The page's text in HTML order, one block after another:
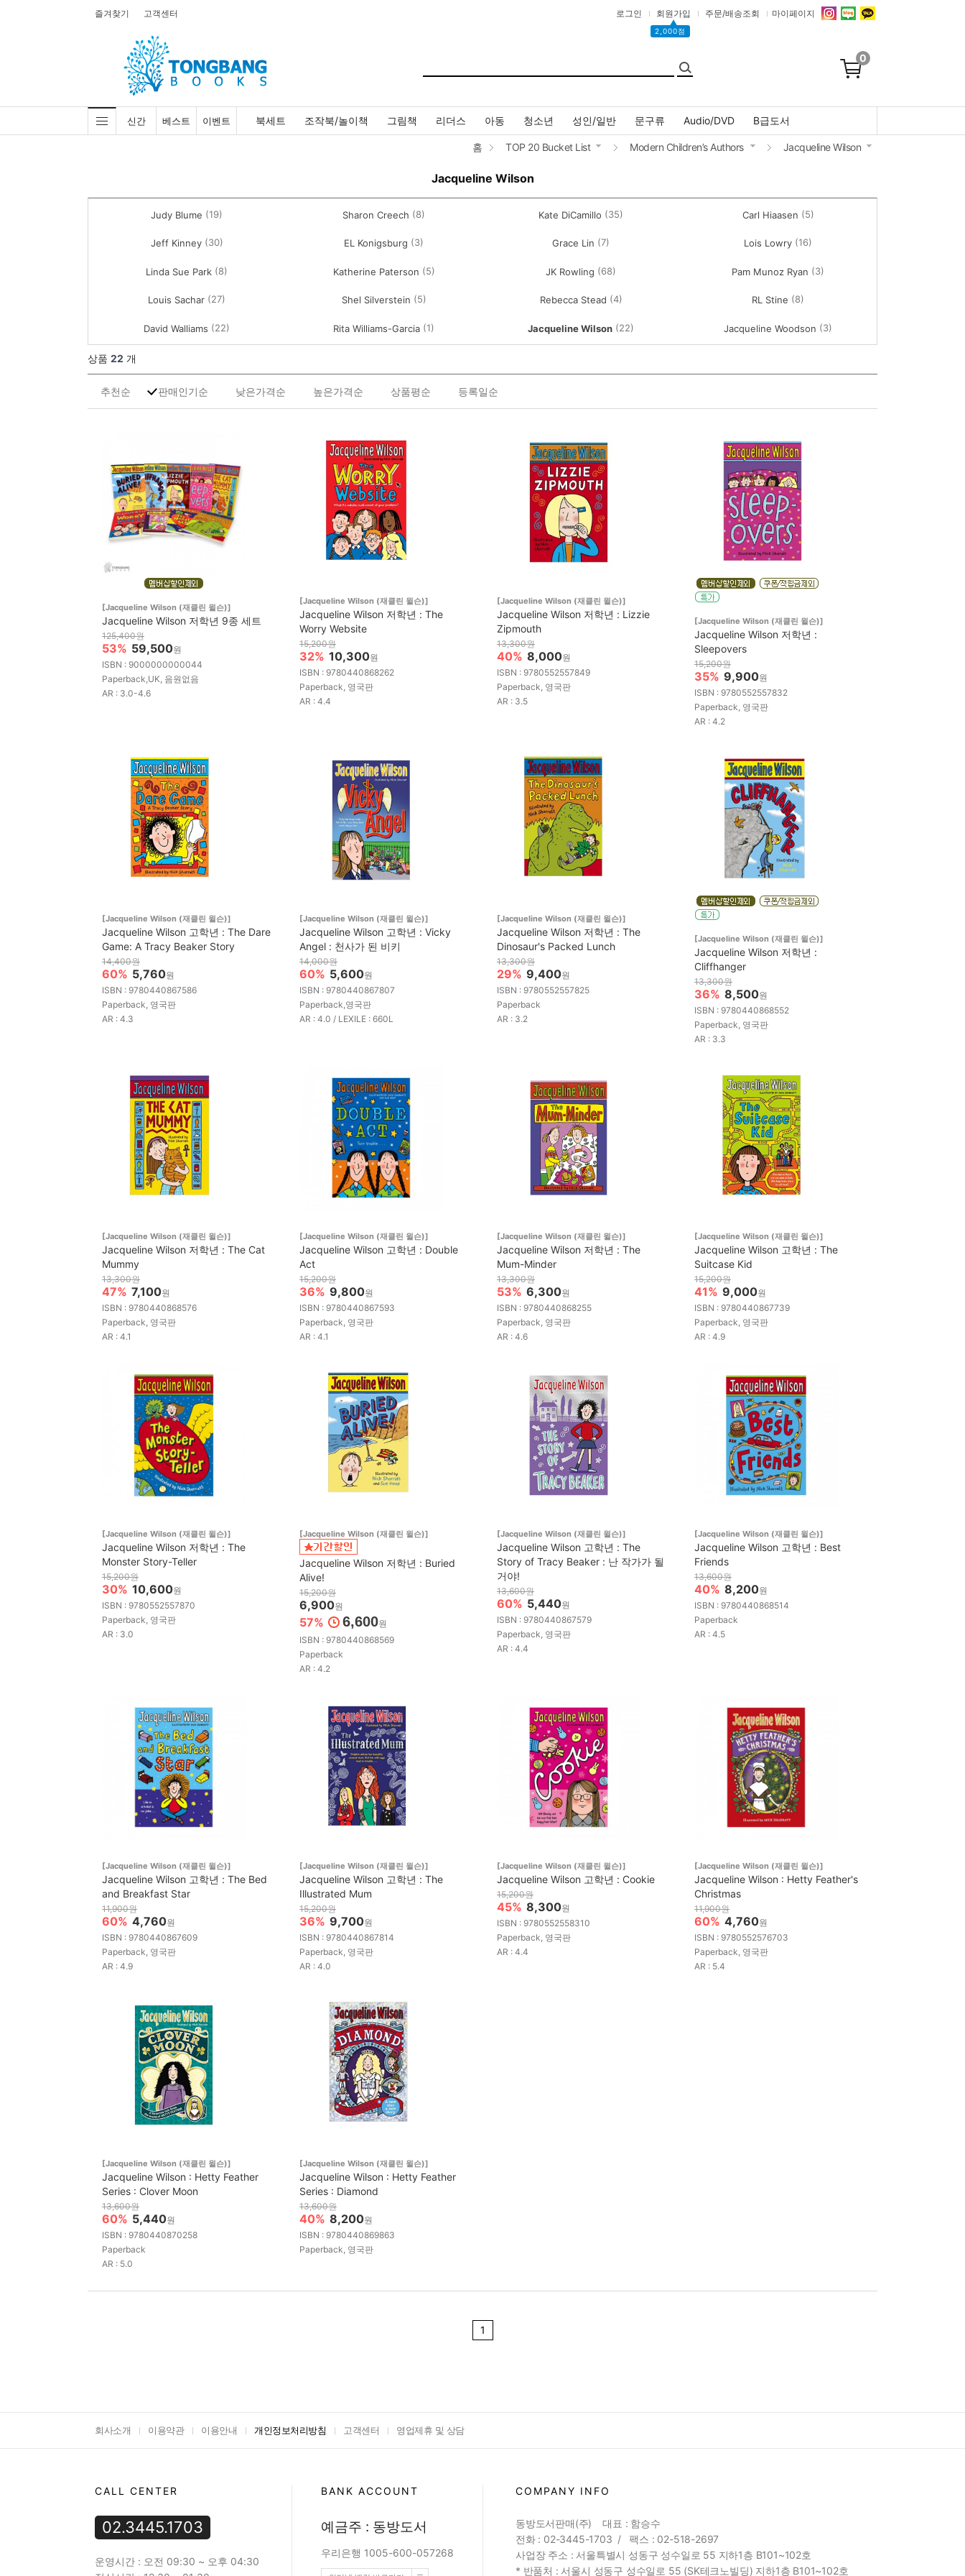
즐겨찾기 고객센터 로그인 회원가입
▲
2,000점
주문/배송조회 마이페이지
0
신간 베스트 이벤트 북세트 조작북/놀이책 그림책 리더스 아동 청소년 성인/일반 문구류 Audio/DVD B급도서
홈 TOP 20 Bucket List Modern Children’s Authors Jacqueline Wilson
Jacqueline Wilson
Judy Blume (19) Sharon Creech (8) Kate DiCamillo (35) Carl Hiaasen (5)
Jeff Kinney (30) EL Konigsburg (3) Grace Lin (7) Lois Lowry (16)
Linda Sue Park (8) Katherine Paterson (5) JK Rowling (68) Pam Munoz Ryan (3)
Louis Sachar (27) Shel Silverstein (5) Rebecca Stead (4) RL Stine (8)
David Walliams (22) Rita Williams-Garcia (1) Jacqueline Wilson (22) Jacqueline Woodson (3)
상품 22 개
추천순 판매인기순 낮은가격순 높은가격순 상품평순 등록일순
[Jacqueline Wilson (재클린 윌슨)]
Jacqueline Wilson 저학년 9종 세트
125,400원
53% 59,500원
ISBN : 9000000000044
Paperback,UK, 음원없음
AR : 3.0-4.6
[Jacqueline Wilson (재클린 윌슨)]
Jacqueline Wilson 저학년 : The
Worry Website
15,200원
32% 10,300원
ISBN : 9780440868262
Paperback, 영국판
AR : 4.4
[Jacqueline Wilson (재클린 윌슨)]
Jacqueline Wilson 저학년 : Lizzie
Zipmouth
13,300원
40% 8,000원
ISBN : 9780552557849
Paperback, 영국판
AR : 3.5
[Jacqueline Wilson (재클린 윌슨)]
Jacqueline Wilson 저학년 :
Sleepovers
15,200원
35% 9,900원
ISBN : 9780552557832
Paperback, 영국판
AR : 4.2
[Jacqueline Wilson (재클린 윌슨)]
Jacqueline Wilson 고학년 : The Dare
Game: A Tracy Beaker Story
14,400원
60% 5,760원
ISBN : 9780440867586
Paperback, 영국판
AR : 4.3
[Jacqueline Wilson (재클린 윌슨)]
Jacqueline Wilson 고학년 : Vicky
Angel : 천사가 된 비키
14,000원
60% 5,600원
ISBN : 9780440867807
Paperback,영국판
AR : 4.0 / LEXILE : 660L
[Jacqueline Wilson (재클린 윌슨)]
Jacqueline Wilson 저학년 : The
Dinosaur's Packed Lunch
13,300원
29% 9,400원
ISBN : 9780552557825
Paperback
AR : 3.2
[Jacqueline Wilson (재클린 윌슨)]
Jacqueline Wilson 저학년 :
Cliffhanger
13,300원
36% 8,500원
ISBN : 9780440868552
Paperback, 영국판
AR : 3.3
[Jacqueline Wilson (재클린 윌슨)]
Jacqueline Wilson 저학년 : The Cat
Mummy
13,300원
47% 7,100원
ISBN : 9780440868576
Paperback, 영국판
AR : 4.1
[Jacqueline Wilson (재클린 윌슨)]
Jacqueline Wilson 고학년 : Double
Act
15,200원
36% 9,800원
ISBN : 9780440867593
Paperback, 영국판
AR : 4.1
[Jacqueline Wilson (재클린 윌슨)]
Jacqueline Wilson 저학년 : The
Mum-Minder
13,300원
53% 6,300원
ISBN : 9780440868255
Paperback, 영국판
AR : 4.6
[Jacqueline Wilson (재클린 윌슨)]
Jacqueline Wilson 고학년 : The
Suitcase Kid
15,200원
41% 9,000원
ISBN : 9780440867739
Paperback, 영국판
AR : 4.9
[Jacqueline Wilson (재클린 윌슨)]
Jacqueline Wilson 저학년 : The
Monster Story-Teller
15,200원
30% 10,600원
ISBN : 9780552557870
Paperback, 영국판
AR : 3.0
[Jacqueline Wilson (재클린 윌슨)]
Jacqueline Wilson 저학년 : Buried
Alive!
15,200원
6,900원
57% 6,600원
ISBN : 9780440868569
Paperback
AR : 4.2
[Jacqueline Wilson (재클린 윌슨)]
Jacqueline Wilson 고학년 : The
Story of Tracy Beaker : 난 작가가 될
거야!
13,600원
60% 5,440원
ISBN : 9780440867579
Paperback, 영국판
AR : 4.4
[Jacqueline Wilson (재클린 윌슨)]
Jacqueline Wilson 고학년 : Best
Friends
13,600원
40% 8,200원
ISBN : 9780440868514
Paperback
AR : 4.5
[Jacqueline Wilson (재클린 윌슨)]
Jacqueline Wilson 고학년 : The Bed
and Breakfast Star
11,900원
60% 4,760원
ISBN : 9780440867609
Paperback, 영국판
AR : 4.9
[Jacqueline Wilson (재클린 윌슨)]
Jacqueline Wilson 고학년 : The
Illustrated Mum
15,200원
36% 9,700원
ISBN : 9780440867814
Paperback, 영국판
AR : 4.0
[Jacqueline Wilson (재클린 윌슨)]
Jacqueline Wilson 고학년 : Cookie
15,200원
45% 8,300원
ISBN : 9780552558310
Paperback, 영국판
AR : 4.4
[Jacqueline Wilson (재클린 윌슨)]
Jacqueline Wilson : Hetty Feather's
Christmas
11,900원
60% 4,760원
ISBN : 9780552576703
Paperback, 영국판
AR : 5.4
[Jacqueline Wilson (재클린 윌슨)]
Jacqueline Wilson : Hetty Feather
Series : Clover Moon
13,600원
60% 5,440원
ISBN : 9780440870258
Paperback
AR : 5.0
[Jacqueline Wilson (재클린 윌슨)]
Jacqueline Wilson : Hetty Feather
Series : Diamond
13,600원
40% 8,200원
ISBN : 9780440869863
Paperback, 영국판
1
회사소개 이용약관 이용안내 개인정보처리방침 고객센터 영업제휴 및 상담
CALL CENTER
02.3445.1703
운영시간 : 오전 09:30 ~ 오후 04:30
BANK ACCOUNT
예금주 : 동방도서
우리은행 1005-600-057268
COMPANY INFO
동방도서판매(주) 대표 : 함승수
전화 : 02-3445-1703 / 팩스 : 02-518-2697
사업장 주소 : 서울특별시 성동구 성수일로 55 지하1층 B101~102호
* 반품처 : 서울시 성동구 성수일로 55 (SK테크노빌딩) 지하1층 B101~102호